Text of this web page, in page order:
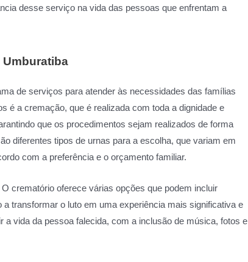
desse serviço na vida das pessoas que enfrentam a
de serviços para atender às necessidades das famílias
é a cremação, que é realizada com toda a dignidade e
que os procedimentos sejam realizados de forma
diferentes tipos de urnas para a escolha, que variam em
com a preferência e o orçamento familiar.
crematório oferece várias opções que podem incluir
transformar o luto em uma experiência mais significativa e
vida da pessoa falecida, com a inclusão de música, fotos e